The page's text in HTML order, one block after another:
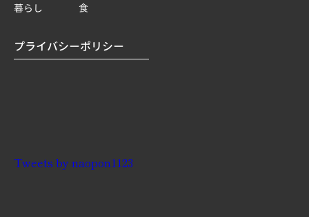
暮らし 食
プライバシーポリシー
Tweets by naopon1123